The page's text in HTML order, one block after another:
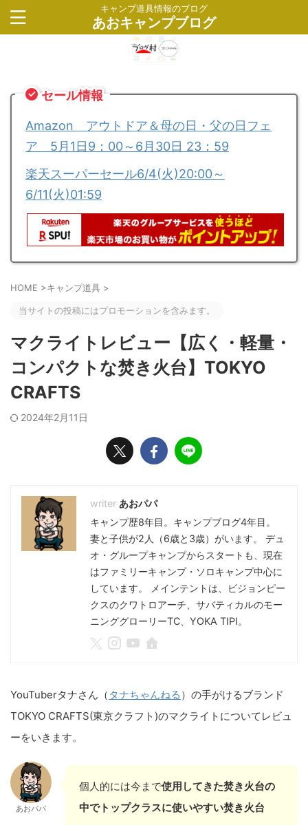
キャンプ道具情報のブログ
あおキャンプブログ
セール情報
Amazon アウトドア＆母の日・父の日フェ
ア 5月1日9：00～6月30日 23：59
楽天スーパーセール6/4(火)20:00～
6/11(火)01:59
HOME >キャンプ道具 >
当サイトの投稿にはプロモーションを含みます。
マクライトレビュー【広く・軽量・
コンパクトな焚き火台】TOKYO
CRAFTS
2024年2月11日
あおパパ
キャンプ歴8年目。キャンプブログ4年目。
妻と子供が2人（6歳と3歳）がいます。 デュ
オ・グループキャンプからスタートも、現在
はファミリーキャンプ・ソロキャンプ中心に
しています。 メインテントは、ビジョンピー
クスのクワトロアーチ、サバティカルのモー
ニンググローリーTC、YOKA TIPI。
YouTuberタナさん（ タナちゃんねる ）の手がけるブランド
TOKYO CRAFTS(東京クラフト)のマクライトについてレビュ
ーをいきます。
あおパパ
個人的には今まで使用してきた焚き火台の
中でトップクラスに使いやすい焚き火台